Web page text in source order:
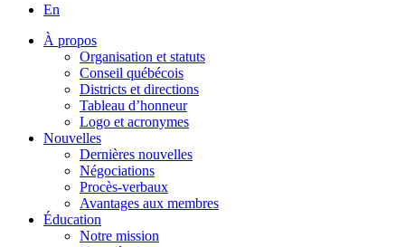
En
À propos
Organisation et statuts
Conseil québécois
Districts et directions
Tableau d’honneur
Logo et acronymes
Nouvelles
Dernières nouvelles
Négociations
Procès-verbaux
Avantages aux membres
Éducation
Notre mission